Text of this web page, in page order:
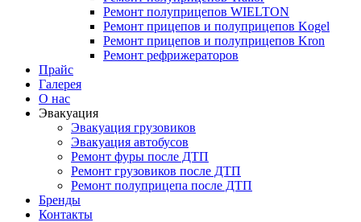
Ремонт полуприцепов WIELTON
Ремонт прицепов и полуприцепов Kogel
Ремонт прицепов и полуприцепов Kron
Ремонт рефрижераторов
Прайс
Галерея
О нас
Эвакуация
Эвакуация грузовиков
Эвакуация автобусов
Ремонт фуры после ДТП
Ремонт грузовиков после ДТП
Ремонт полуприцепа после ДТП
Бренды
Контакты